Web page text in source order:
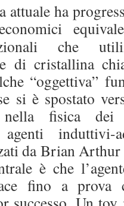
attuale ha
che
di cristallina
“oggettiva”
si è spostato
nella fisica
agenti
da Brian Arthur
è che
fino a prova